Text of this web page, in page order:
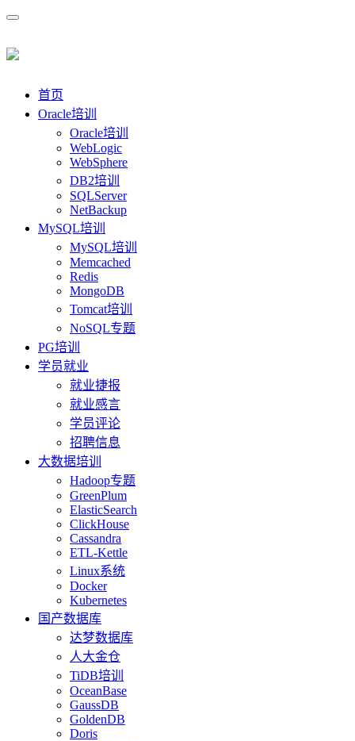
首页
Oracle培训
Oracle培训
WebLogic
WebSphere
DB2培训
SQLServer
NetBackup
MySQL培训
MySQL培训
Memcached
Redis
MongoDB
Tomcat培训
NoSQL专题
PG培训
学员就业
就业捷报
就业感言
学员评论
招聘信息
大数据培训
Hadoop专题
GreenPlum
ElasticSearch
ClickHouse
Cassandra
ETL-Kettle
Linux系统
Docker
Kubernetes
国产数据库
达梦数据库
人大金仓
TiDB培训
OceanBase
GaussDB
GoldenDB
Doris